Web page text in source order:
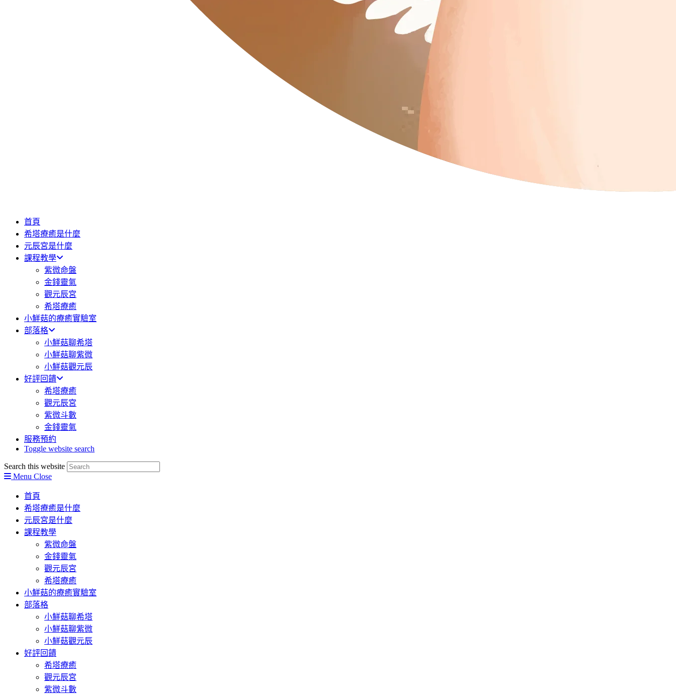
首頁
希塔療癒是什麼
元辰宮是什麼
課程教學
紫微命盤
金錢靈氣
觀元辰宮
希塔療癒
小鮮菇的療癒實驗室
部落格
小鮮菇聊希塔
小鮮菇聊紫微
小鮮菇觀元辰
好評回饋
希塔療癒
觀元辰宮
紫微斗數
金錢靈氣
服務預約
Toggle website search
Search this website
Menu Close
首頁
希塔療癒是什麼
元辰宮是什麼
課程教學
紫微命盤
金錢靈氣
觀元辰宮
希塔療癒
小鮮菇的療癒實驗室
部落格
小鮮菇聊希塔
小鮮菇聊紫微
小鮮菇觀元辰
好評回饋
希塔療癒
觀元辰宮
紫微斗數